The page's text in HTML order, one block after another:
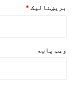
بریښنالیک *
ویب پاڼه